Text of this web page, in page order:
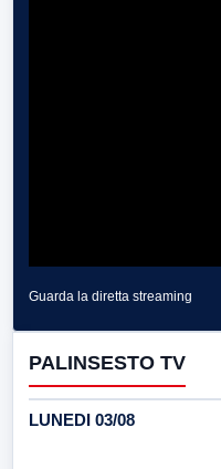
Guarda la diretta streaming
PALINSESTO TV
LUNEDI 03/08